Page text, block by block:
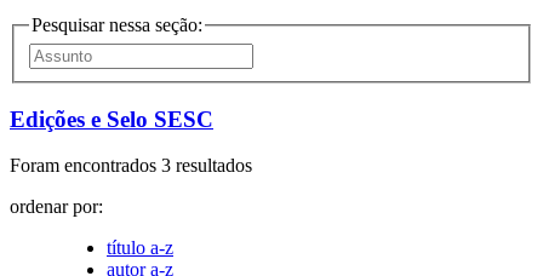
Pesquisar nessa seção:
Edições e Selo SESC
Foram encontrados 3 resultados
ordenar por:
título a-z
autor a-z